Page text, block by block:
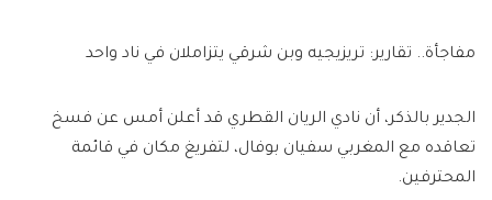
مفاجأة.. تقارير: تريزيجيه وبن شرقي يتزاملان في ناد واحد
الجدير بالذكر، أن نادي الريان القطري قد أعلن أمس عن فسخ
تعاقده مع المغربي سفيان بوفال، لتفريغ مكان في قائمة
المحترفين.